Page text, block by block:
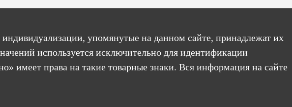
упомянутые на данном сайте, принадлежат их
используется исключительно для идентификации
имеет права на такие товарные знаки. Вся информация на сайте